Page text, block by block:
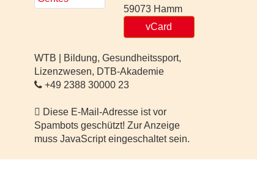
59073 Hamm
vCard
WTB | Bildung, Gesundheitssport,
Lizenzwesen, DTB-Akademie
+49 2388 30000 23
Diese E-Mail-Adresse ist vor
Spambots geschützt! Zur Anzeige
muss JavaScript eingeschaltet sein.